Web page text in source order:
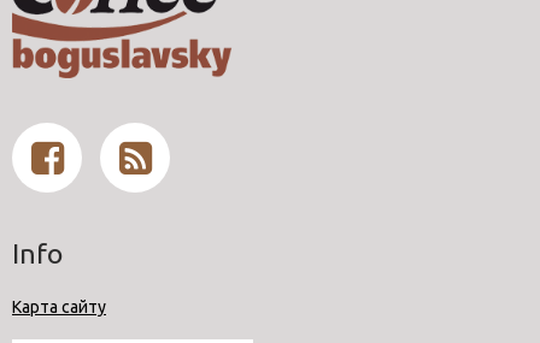
Info
Карта сайту